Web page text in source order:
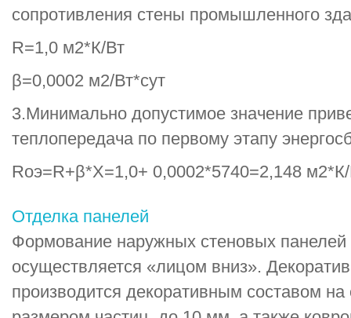
сопротивления стены промышленного
R=1,0 м2*К/Вт
β=0,0002 м2/Вт*сут
3.Минимально допустимое значение
теплопередача по первому этапу
Rоэ=R+β*X=1,0+ 0,0002*5740=2,148
Отделка панелей
Формование наружных стеновых панелей
осуществляется «лицом вниз».
производится декоративным составом